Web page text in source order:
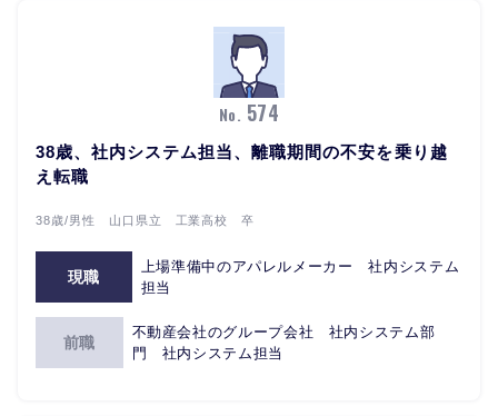
No. 574
38歳、社内システム担当、離職期間の不安を乗り越
え転職
38歳/男性 山口県立 工業高校 卒
現職
上場準備中のアパレルメーカー 社内システム
担当
前職
不動産会社のグループ会社 社内システム部
門 社内システム担当